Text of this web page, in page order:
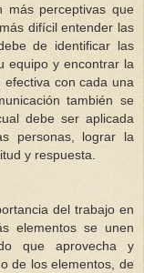
más perceptivas que
difícil entender las
de identificar las
equipo y encontrar la
con cada una
también se
debe ser aplicada
personas, lograr la
y respuesta.
del trabajo en
elementos se unen
que aprovecha y
de los elementos, de